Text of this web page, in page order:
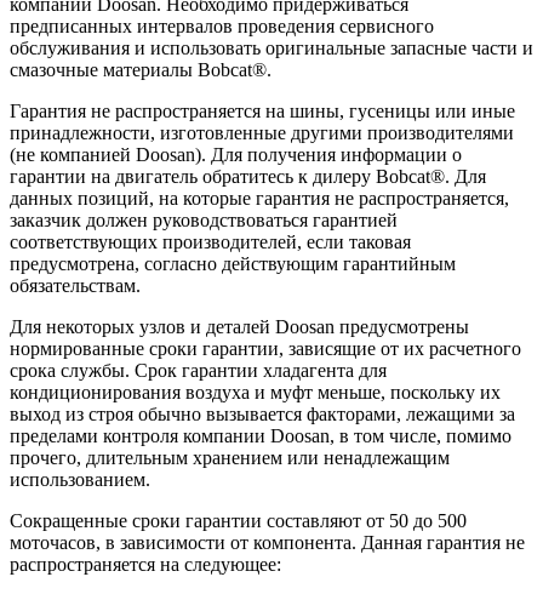
компании Doosan. Необходимо придерживаться
предписанных интервалов проведения сервисного
обслуживания и использовать оригинальные запасные части и
смазочные материалы Bobcat®.
Гарантия не распространяется на шины, гусеницы или иные
принадлежности, изготовленные другими производителями
(не компанией Doosan). Для получения информации о
гарантии на двигатель обратитесь к дилеру Bobcat®. Для
данных позиций, на которые гарантия не распространяется,
заказчик должен руководствоваться гарантией
соответствующих производителей, если таковая
предусмотрена, согласно действующим гарантийным
обязательствам.
Для некоторых узлов и деталей Doosan предусмотрены
нормированные сроки гарантии, зависящие от их расчетного
срока службы. Срок гарантии хладагента для
кондиционирования воздуха и муфт меньше, поскольку их
выход из строя обычно вызывается факторами, лежащими за
пределами контроля компании Doosan, в том числе, помимо
прочего, длительным хранением или ненадлежащим
использованием.
Сокращенные сроки гарантии составляют от 50 до 500
моточасов, в зависимости от компонента. Данная гарантия не
распространяется на следующее: